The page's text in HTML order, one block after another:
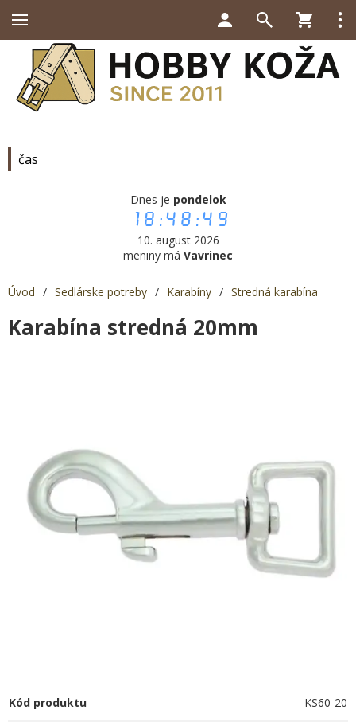
čas
Dnes je pondelok
18:48:49
10. august 2026
meniny má Vavrinec
Úvod / Sedlárske potreby / Karabíny / Stredná karabína
Karabína stredná 20mm
Kód produktu KS60-20